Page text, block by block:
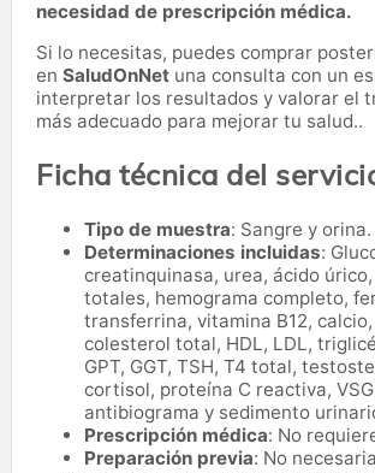
necesidad de prescripción médica.
Si lo necesitas, puedes comprar
en SaludOnNet una consulta con un
interpretar los resultados y valorar el
más adecuado para mejorar tu salud..
Ficha técnica del
Tipo de muestra: Sangre y orina.
Determinaciones incluidas:
creatinquinasa, urea, ácido
totales, hemograma completo,
transferrina, vitamina B12,
colesterol total, HDL, LDL,
GPT, GGT, TSH, T4 total,
cortisol, proteína C reactiva,
antibiograma y sedimento
Prescripción médica: No
Preparación previa: No